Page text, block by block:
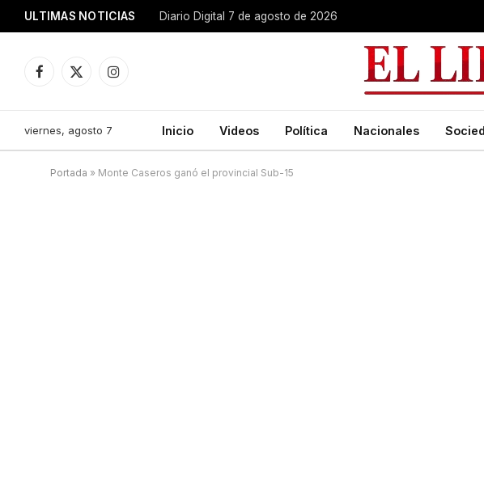
ULTIMAS NOTICIAS Diario Digital 7 de agosto de 2026
Facebook
X
Instagram
viernes, agosto 7 Inicio Videos Política Nacionales
Portada » Monte Caseros ganó el provincial Sub-15